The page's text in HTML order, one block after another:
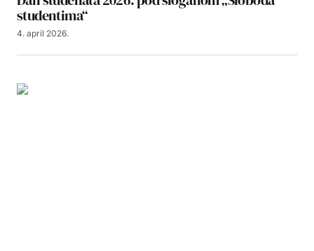
studentima“
4. april 2026.